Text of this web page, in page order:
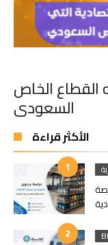
القطاع الخاص
السعودي
الأكثر قراءة